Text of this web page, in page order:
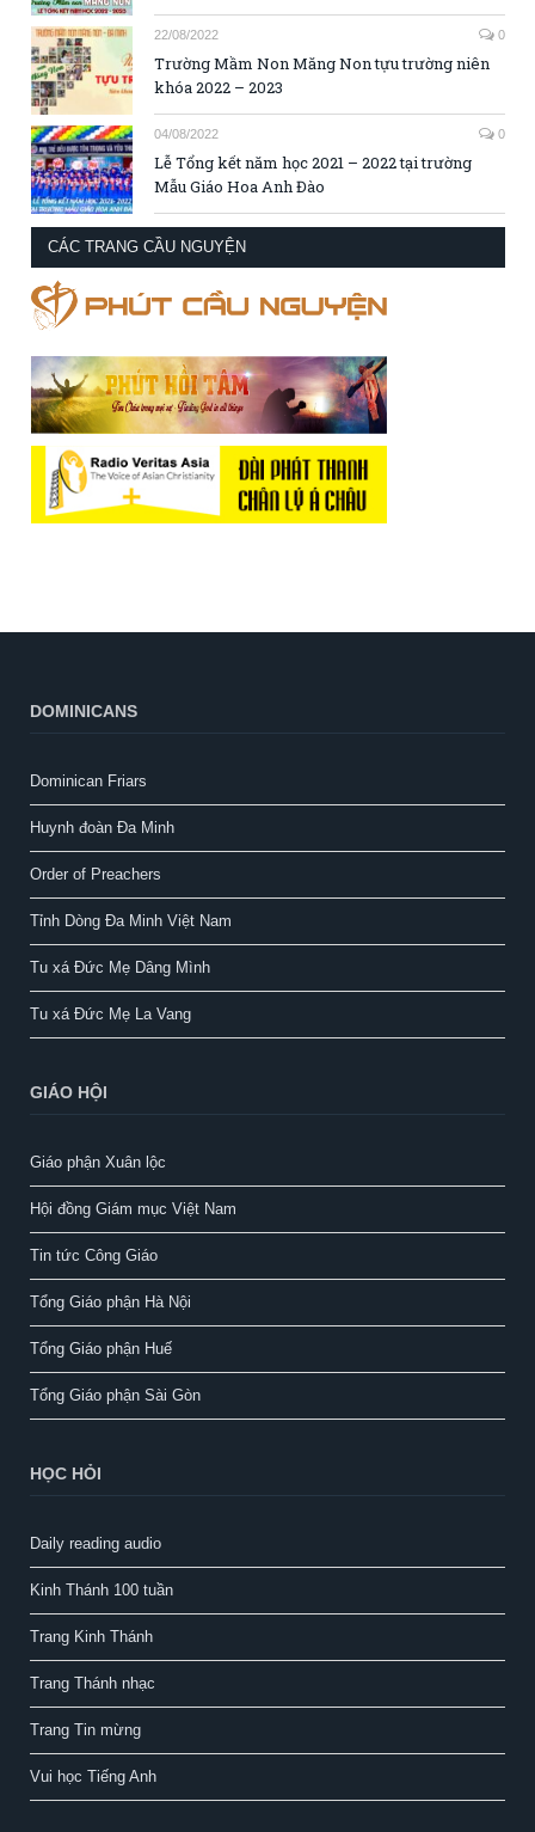
22/08/2022 0
Trường Mầm Non Măng Non tựu trường niên
khóa 2022 – 2023
04/08/2022 0
Lễ Tổng kết năm học 2021 – 2022 tại trường
Mẫu Giáo Hoa Anh Đào
CÁC TRANG CẦU NGUYỆN
DOMINICANS
Dominican Friars
Huynh đoàn Đa Minh
Order of Preachers
Tỉnh Dòng Đa Minh Việt Nam
Tu xá Đức Mẹ Dâng Mình
Tu xá Đức Mẹ La Vang
GIÁO HỘI
Giáo phận Xuân lộc
Hội đồng Giám mục Việt Nam
Tin tức Công Giáo
Tổng Giáo phận Hà Nội
Tổng Giáo phận Huế
Tổng Giáo phận Sài Gòn
HỌC HỎI
Daily reading audio
Kinh Thánh 100 tuần
Trang Kinh Thánh
Trang Thánh nhạc
Trang Tin mừng
Vui học Tiếng Anh